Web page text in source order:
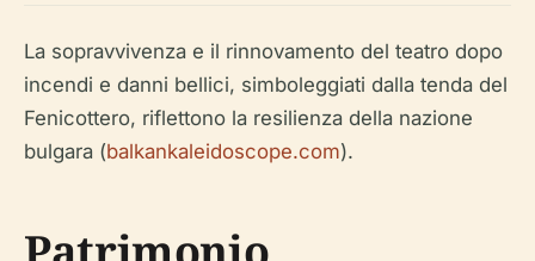
La sopravvivenza e il rinnovamento del teatro dopo
incendi e danni bellici, simboleggiati dalla tenda del
Fenicottero, riflettono la resilienza della nazione
bulgara (balkankaleidoscope.com).